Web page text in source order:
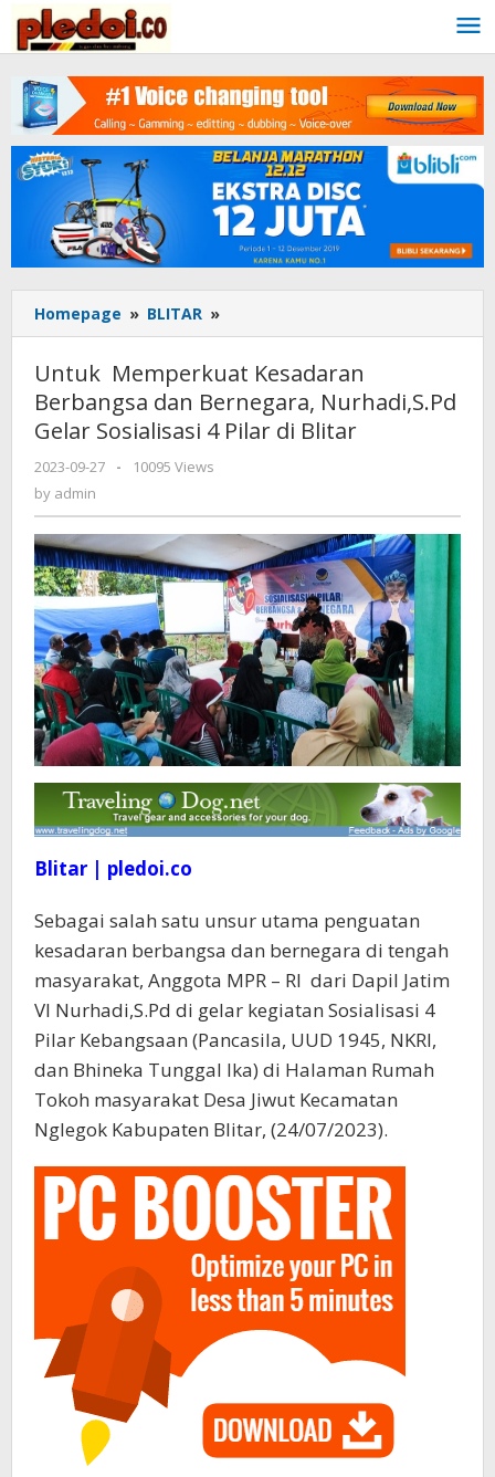
content
Homepage » BLITAR »
Memperkuat
Berbangsa
dan
Bernegara,
4
Pilar
di
Blitar
Untuk Memperkuat Kesadaran
Berbangsa dan Bernegara, Nurhadi,S.Pd
Gelar Sosialisasi 4 Pilar di Blitar
2023-09-27
by
-
10095 Views
by admin
Blitar | pledoi.co
Sebagai salah satu unsur utama penguatan
kesadaran berbangsa dan bernegara di tengah
masyarakat, Anggota MPR – RI dari Dapil Jatim
VI Nurhadi,S.Pd di gelar kegiatan Sosialisasi 4
Pilar Kebangsaan (Pancasila, UUD 1945, NKRI,
dan Bhineka Tunggal Ika) di Halaman Rumah
Tokoh masyarakat Desa Jiwut Kecamatan
Nglegok Kabupaten Blitar, (24/07/2023).